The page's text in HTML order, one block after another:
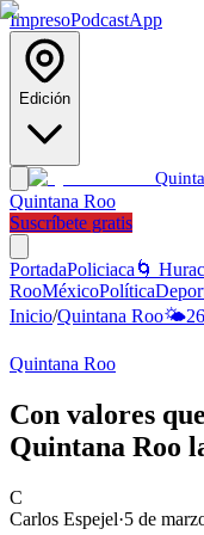
ImpresoPodcastApp
Edición
Quinta
Quintana Roo
Suscríbete gratis
PortadaPoliciaca 🌀
RooMéxicoPolítica
Inicio/Quintana Roo🌤️26
Quintana Roo
Con valores
Quintana Roo
C
Carlos Espejel·5 de